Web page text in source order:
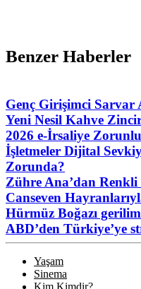
Benzer Haberler
Genç Girişimci
Yeni Nesil Kahve
2026 e-İrsaliye
İşletmeler Dijital
Zorunda?
Zühre Ana’dan
Canseven
Hürmüz Boğazı
ABD’den Türkiye’ye
Yaşam
Sinema